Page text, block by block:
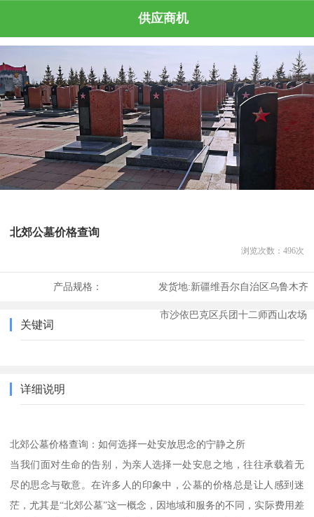
供应商机
北郊公墓价格查询
浏览次数： 496次
产品规格： 发货地:新疆维吾尔自治区乌鲁木齐
市沙依巴克区兵团十二师西山农场
关键词
详细说明
北郊公墓价格查询：如何选择一处安放思念的宁静之所
当我们面对生命的告别，为亲人选择一处安息之地，往往承载着无
尽的思念与敬意。在许多人的印象中，公墓的价格总是让人感到迷
茫，尤其是“北郊公墓”这一概念，因地域和服务的不同，实际费用差